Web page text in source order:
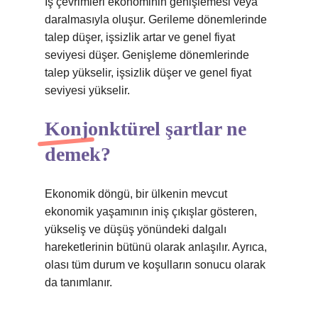
daralmasıyla oluşur. Gerileme dönemlerinde
talep düşer, işsizlik artar ve genel fiyat
seviyesi düşer. Genişleme dönemlerinde
talep yükselir, işsizlik düşer ve genel fiyat
seviyesi yükselir.
Konjonktürel şartlar ne
demek?
Ekonomik döngü, bir ülkenin mevcut
ekonomik yaşamının iniş çıkışlar gösteren,
yükseliş ve düşüş yönündeki dalgalı
hareketlerinin bütünü olarak anlaşılır. Ayrıca,
olası tüm durum ve koşulların sonucu olarak
da tanımlanır.